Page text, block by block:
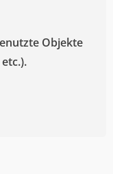
Objekte